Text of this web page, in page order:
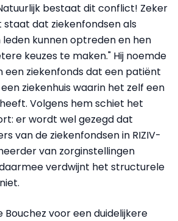
bestaat dit conflict! Zeker
dat ziekenfondsen als
kunnen optreden en hen
keuzes te maken." Hij noemde
een ziekenfonds dat een patiënt
ziekenhuis waarin het zelf een
Volgens hem schiet het
er wordt wel gezegd dat
van de ziekenfondsen in RIZIV-
van zorginstellingen
verdwijnt het structurele
voor een duidelijkere